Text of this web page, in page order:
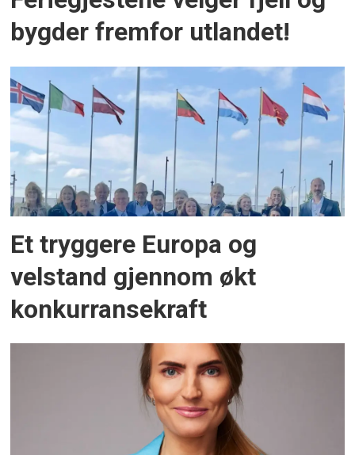
bygder fremfor utlandet!
Et tryggere Europa og
velstand gjennom økt
konkurransekraft